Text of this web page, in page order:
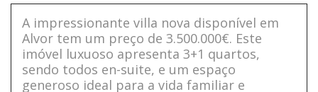
A impressionante villa nova disponível em
Alvor tem um preço de 3.500.000€. Este
imóvel luxuoso apresenta 3+1 quartos,
sendo todos en-suite, e um espaço
generoso ideal para a vida familiar e